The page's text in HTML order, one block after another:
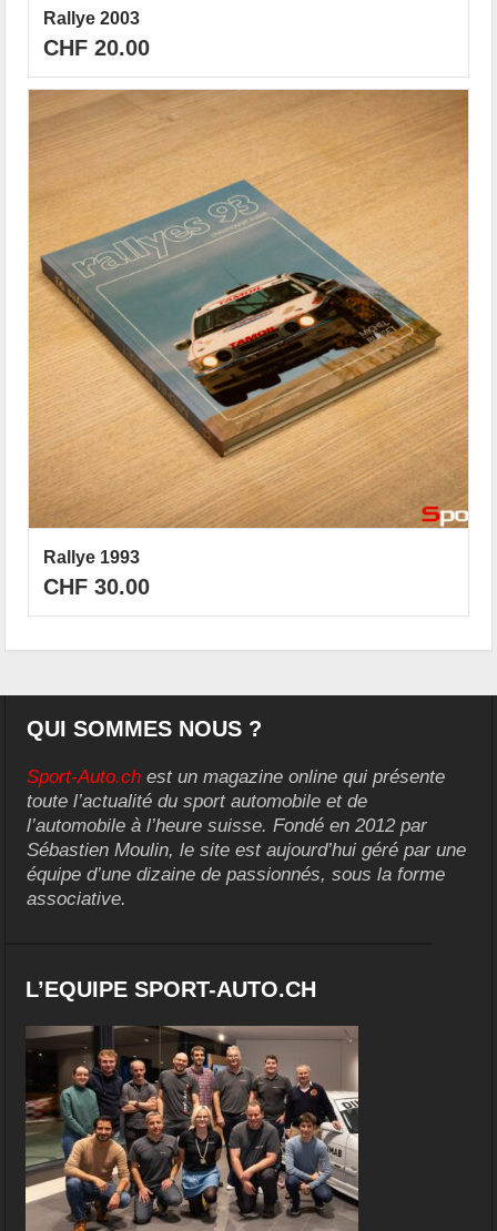
Rallye 2003
CHF 20.00
Rallye 1993
CHF 30.00
QUI SOMMES NOUS ?
Sport-Auto.ch est un magazine online qui présente
toute l’actualité du sport automobile et de
l’automobile à l’heure suisse. Fondé en 2012 par
Sébastien Moulin, le site est aujourd’hui géré par une
équipe d’une dizaine de passionnés, sous la forme
associative.
L’EQUIPE SPORT-AUTO.CH